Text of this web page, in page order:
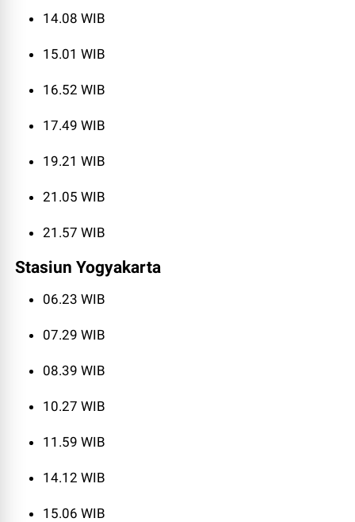
14.08 WIB
15.01 WIB
16.52 WIB
17.49 WIB
19.21 WIB
21.05 WIB
21.57 WIB
Stasiun Yogyakarta
06.23 WIB
07.29 WIB
08.39 WIB
10.27 WIB
11.59 WIB
14.12 WIB
15.06 WIB